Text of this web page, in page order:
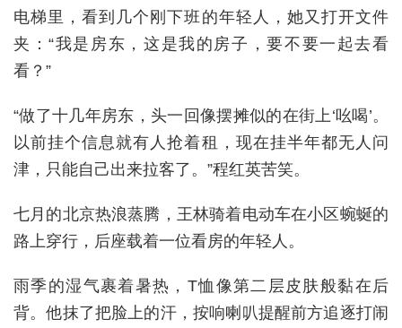
电梯里，看到几个刚下班的年轻人，她又打开文件
夹：“我是房东，这是我的房子，要不要一起去看
看？”
“做了十几年房东，头一回像摆摊似的在街上‘吆喝’。
以前挂个信息就有人抢着租，现在挂半年都无人问
津，只能自己出来拉客了。”程红英苦笑。
七月的北京热浪蒸腾，王林骑着电动车在小区蜿蜒的
路上穿行，后座载着一位看房的年轻人。
雨季的湿气裹着暑热，T恤像第二层皮肤般黏在后
背。他抹了把脸上的汗，按响喇叭提醒前方追逐打闹